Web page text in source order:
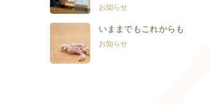
お知らせ
いままでもこれからも
お知らせ